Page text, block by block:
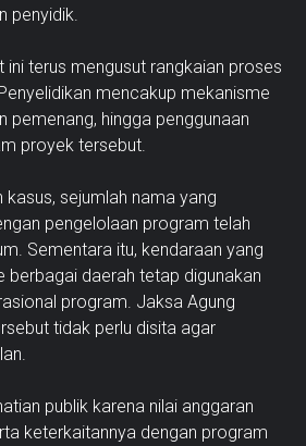
penyidik.
ini terus mengusut rangkaian proses
mencakup mekanisme
pemenang, hingga penggunaan
proyek tersebut.
sejumlah nama yang
pengelolaan program telah
Sementara itu, kendaraan yang
berbagai daerah tetap digunakan
program. Jaksa Agung
tidak perlu disita agar
publik karena nilai anggaran
keterkaitannya dengan program